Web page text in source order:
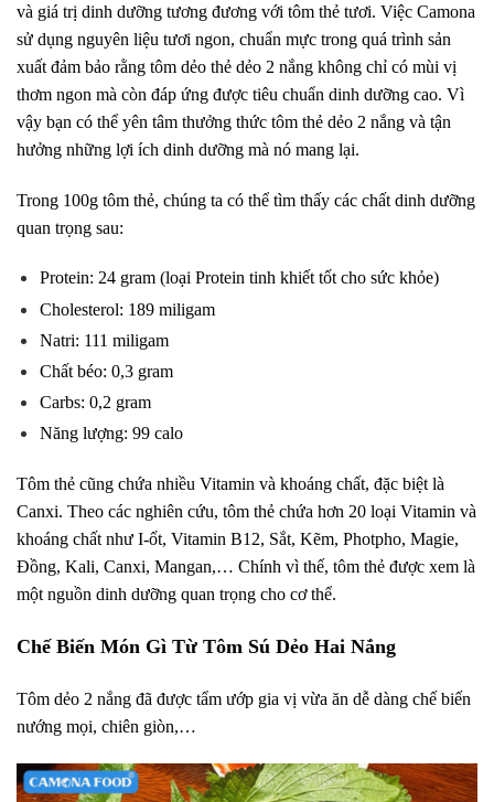
và giá trị dinh dưỡng tương đương với tôm thẻ tươi. Việc Camona
sử dụng nguyên liệu tươi ngon, chuẩn mực trong quá trình sản
xuất đảm bảo rằng tôm dẻo thẻ dẻo 2 nắng không chỉ có mùi vị
thơm ngon mà còn đáp ứng được tiêu chuẩn dinh dưỡng cao. Vì
vậy bạn có thể yên tâm thưởng thức tôm thẻ dẻo 2 nắng và tận
hưởng những lợi ích dinh dưỡng mà nó mang lại.
Trong 100g tôm thẻ, chúng ta có thể tìm thấy các chất dinh dưỡng
quan trọng sau:
Protein: 24 gram (loại Protein tinh khiết tốt cho sức khỏe)
Cholesterol: 189 miligam
Natri: 111 miligam
Chất béo: 0,3 gram
Carbs: 0,2 gram
Năng lượng: 99 calo
Tôm thẻ cũng chứa nhiều Vitamin và khoáng chất, đặc biệt là
Canxi. Theo các nghiên cứu, tôm thẻ chứa hơn 20 loại Vitamin và
khoáng chất như I-ốt, Vitamin B12, Sắt, Kẽm, Photpho, Magie,
Đồng, Kali, Canxi, Mangan,… Chính vì thế, tôm thẻ được xem là
một nguồn dinh dưỡng quan trọng cho cơ thể.
Chế Biến Món Gì Từ Tôm Sú Dẻo Hai Nắng
Tôm dẻo 2 nắng đã được tẩm ướp gia vị vừa ăn dễ dàng chế biến
nướng mọi, chiên giòn,…